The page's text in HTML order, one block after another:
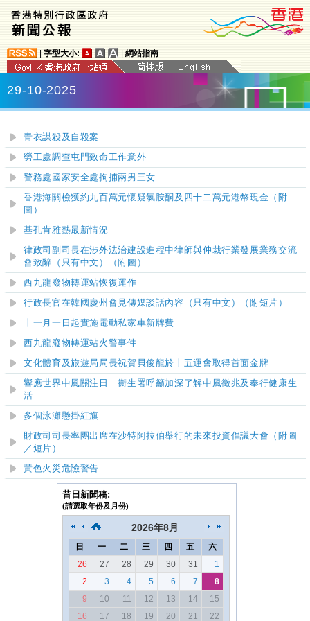
字型大小: 網站指南
29-10-2025
青衣謀殺及自殺案
勞工處調查屯門致命工作意外
警務處國家安全處拘捕兩男三女
香港海關檢獲約九百萬元懷疑氯胺酮及四十二萬元港幣現金（附
圖）
基孔肯雅熱最新情況
律政司副司長在涉外法治建設進程中律師與仲裁行業發展業務交流
會致辭（只有中文）（附圖）
西九龍廢物轉運站恢復運作
行政長官在韓國慶州會見傳媒談話內容（只有中文）（附短片）
十一月一日起實施電動私家車新牌費
西九龍廢物轉運站火警事件
文化體育及旅遊局局長祝賀貝俊龍於十五運會取得首面金牌
響應世界中風關注日 衞生署呼籲加深了解中風徵兆及奉行健康生
活
多個泳灘懸掛紅旗
​財政司司長率團出席在沙特阿拉伯舉行的未來投資倡議大會 （附圖
／短片）
黃色火災危險警告
昔日新聞稿:
(請選取年份及月份)
2026年8月
日 一 二 三 四 五
六
26
27 28 29 30 31
1
2
3 4 5 6 7
8
9
10 11 12 13 14
15
16
17 18 19 20 21 22